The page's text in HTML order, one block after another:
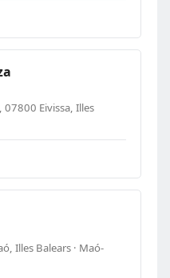
07800 Eivissa, Illes
Illes Balears · Maó-